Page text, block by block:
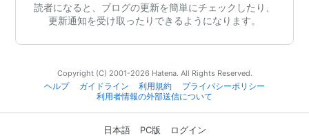
読者になると、ブログの更新を簡単にチェックしたり、
更新通知を受け取ったりできるようになります。
Copyright (C) 2001-2026 Hatena. All Rights Reserved.
ヘルプ
ガイドライン 利用規約
プライバシーポリシー
利用者情報の外部送信について
日本語 PC版 ログイン